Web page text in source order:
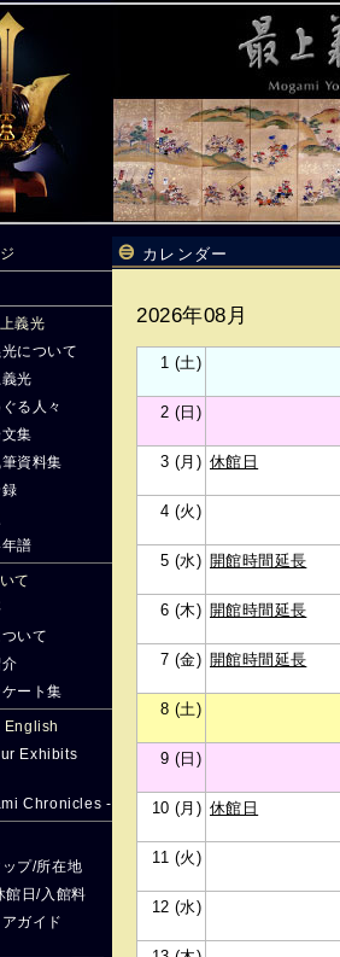
義光
について
光
る人々
集
資料集
譜
て
いて
ート集
English
Exhibits
Chronicles -
プ/所在地
館日/入館料
ガイド
カレンダー
2026年08月
1 (土)
2 (日)
3 (月) 休館日
4 (火)
5 (水) 開館時間延長
6 (木) 開館時間延長
7 (金) 開館時間延長
8 (土)
9 (日)
10 (月) 休館日
11 (火)
12 (水)